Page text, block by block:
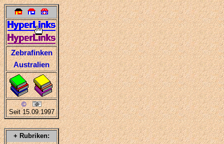
Zebrafinken
Australien
©
Seit 15.09.1997
+ Rubriken: